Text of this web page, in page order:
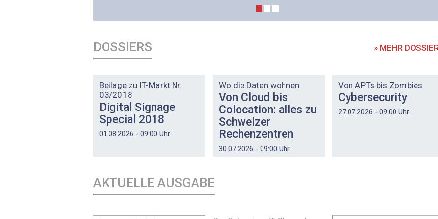
DOSSIERS » MEHR
Beilage zu IT-Markt Nr.
03/2018
Digital Signage
Special 2018
01.08.2026 - 09:00 Uhr
Wo die Daten wohnen
Von Cloud bis
Colocation: alles zu
Schweizer
Rechenzentren
30.07.2026 - 09:00 Uhr
Von APTs bis Zombies
Cybersecurity
27.07.2026 - 09:00 Uhr
AKTUELLE AUSGABE